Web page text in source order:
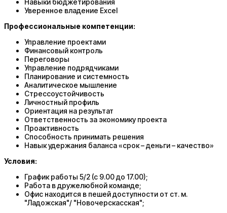
Уверенное владение Excel
Профессиональные компетенции:
Управление проектами
Финансовый контроль
Переговоры
Управление подрядчиками
Планирование и системность
Аналитическое мышление
Стрессоустойчивость
Личностный профиль
Ориентация на результат
Ответственность за экономику проекта
Проактивность
Способность принимать решения
Навык удержания баланса «срок – деньги – качество»
Условия:
График работы 5/2 (с 9.00 до 17.00);
Работа в дружелюбной команде;
Офис находится в пешей доступности от ст. м.
"Ладожская"/ "Новочерскасская";